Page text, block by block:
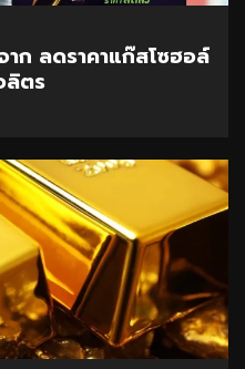
ก ลดราคาแก๊สโซฮอล์
ตร